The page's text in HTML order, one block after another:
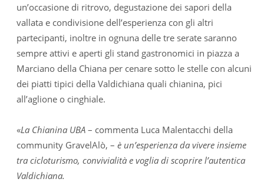
un’occasione di ritrovo, degustazione dei sapori della
vallata e condivisione dell’esperienza con gli altri
partecipanti, inoltre in ognuna delle tre serate saranno
sempre attivi e aperti gli stand gastronomici in piazza a
Marciano della Chiana per cenare sotto le stelle con alcuni
dei piatti tipici della Valdichiana quali chianina, pici
all’aglione o cinghiale.
«La Chianina UBA– commenta Luca Malentacchi della
community GravelAlò, – è un’esperienza da vivere insieme
tra cicloturismo, convivialità e voglia di scoprire l’autentica
Valdichiana.